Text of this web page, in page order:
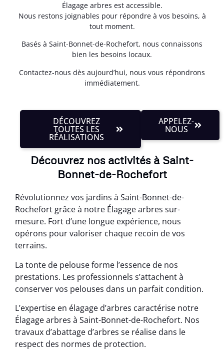
Élagage arbres est accessible.
Nous restons joignables pour répondre à vos besoins, à
tout moment.
Basés à Saint-Bonnet-de-Rochefort, nous connaissons
bien les besoins locaux.
Contactez-nous dès aujourd’hui, nous vous répondrons
immédiatement.
DÉCOUVREZ
TOUTES LES
RÉALISATIONS
APPELEZ-
NOUS
Découvrez nos activités à Saint-
Bonnet-de-Rochefort
Révolutionnez vos jardins à Saint-Bonnet-de-
Rochefort grâce à notre Élagage arbres sur-
mesure. Fort d’une longue expérience, nous
opérons pour valoriser chaque recoin de vos
terrains.
La tonte de pelouse forme l’essence de nos
prestations. Les professionnels s’attachent à
conserver vos pelouses dans un parfait condition.
L’expertise en élagage d’arbres caractérise notre
Élagage arbres à Saint-Bonnet-de-Rochefort. Nos
travaux d’abattage d’arbres se réalise dans le
respect des normes de protection.